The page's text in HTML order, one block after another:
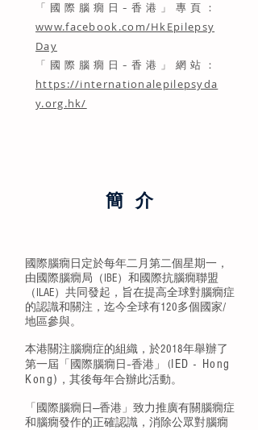
「國際腦癇日–香港」專頁：
www.facebook.com/HkEpilepsy
Day
「國際腦癇日–香港」網站：
https://internationalepilepsyda
y.org.hk/
簡 介
國際腦癇日定於每年二月第二個星期一，
由國際腦癇局（IBE）和國際抗腦癇聯盟
（ILAE）共同發起，旨在提高全球對腦癇症
的認識和關注，迄今全球有120多個國家/
地區參與。
本港關注腦癇症的組織，於2018年舉辦了
第一屆「國際腦癇日–香港」 (IED - Hong
Kong) ，其後每年合辦此活動。
「國際腦癇日----香港」致力推廣有關腦癇症
和腦癇發作的正確認識，消除公眾對腦癇